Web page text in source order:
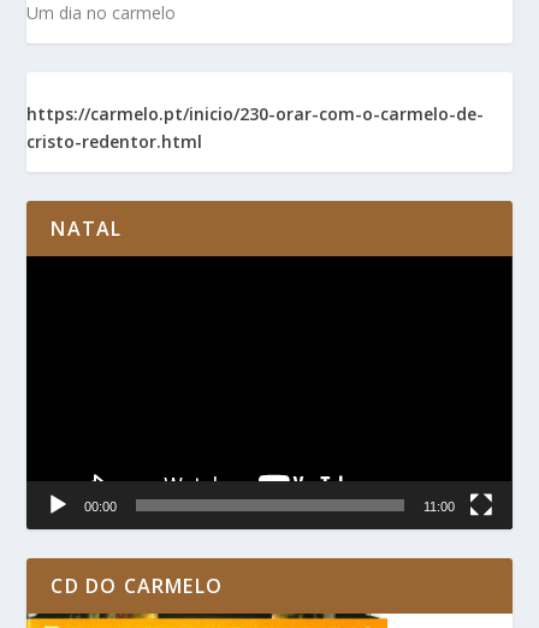
Um dia no carmelo
https://carmelo.pt/inicio/230-orar-com-o-carmelo-de-
cristo-redentor.html
NATAL
00:00 11:00
CD DO CARMELO